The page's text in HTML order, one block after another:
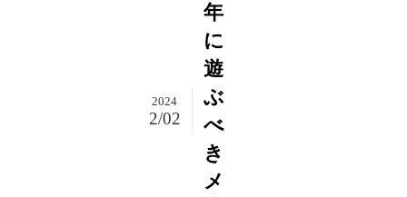
年
に
遊
ぶ
べ
き
メ
2024
2/02